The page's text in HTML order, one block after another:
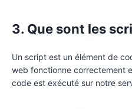
3. Que sont les
Un script est un élément de
web fonctionne correctement
code est exécuté sur notre